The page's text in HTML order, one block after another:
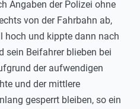
Angaben der Polizei ohne
von der Fahrbahn ab,
hoch und kippte dann nach
sein Beifahrer blieben bei
der aufwendigen
und der mittlere
gesperrt bleiben, so ein